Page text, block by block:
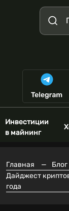
Инвестиции
в майнинг
Главная — Блог
Дайджест
года